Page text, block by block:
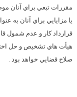
مقررات تبعي براي آنان
يا مزايايي براي آنان به
قرارداد كار و عدم شمول
هيأت هاي تشخيص و حل
صلاح قضايي خواهد بود .